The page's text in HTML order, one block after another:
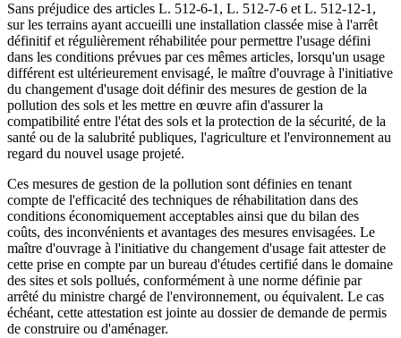
Sans préjudice des articles L. 512-6-1, L. 512-7-6 et L. 512-12-1,
sur les terrains ayant accueilli une installation classée mise à l'arrêt
définitif et régulièrement réhabilitée pour permettre l'usage défini
dans les conditions prévues par ces mêmes articles, lorsqu'un usage
différent est ultérieurement envisagé, le maître d'ouvrage à l'initiative
du changement d'usage doit définir des mesures de gestion de la
pollution des sols et les mettre en œuvre afin d'assurer la
compatibilité entre l'état des sols et la protection de la sécurité, de la
santé ou de la salubrité publiques, l'agriculture et l'environnement au
regard du nouvel usage projeté.
Ces mesures de gestion de la pollution sont définies en tenant
compte de l'efficacité des techniques de réhabilitation dans des
conditions économiquement acceptables ainsi que du bilan des
coûts, des inconvénients et avantages des mesures envisagées. Le
maître d'ouvrage à l'initiative du changement d'usage fait attester de
cette prise en compte par un bureau d'études certifié dans le domaine
des sites et sols pollués, conformément à une norme définie par
arrêté du ministre chargé de l'environnement, ou équivalent. Le cas
échéant, cette attestation est jointe au dossier de demande de permis
de construire ou d'aménager.